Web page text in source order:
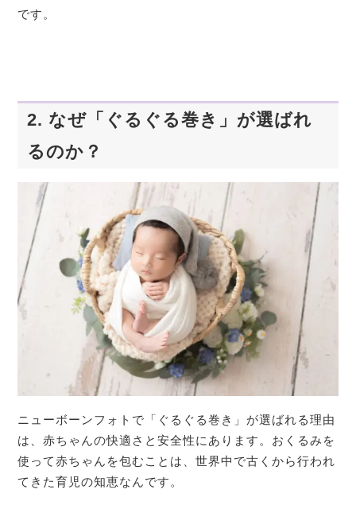
です。
2. なぜ「ぐるぐる巻き」が選ばれ
るのか？
ニューボーンフォトで「ぐるぐる巻き」が選ばれる理由
は、赤ちゃんの快適さと安全性にあります。おくるみを
使って赤ちゃんを包むことは、世界中で古くから行われ
てきた育児の知恵なんです。